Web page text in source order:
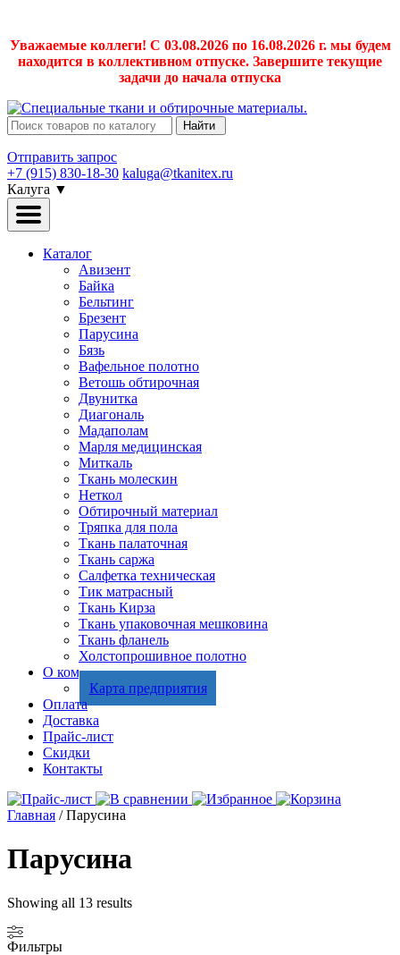
Уважаемые коллеги! С 03.08.2026 по 16.08.2026 г. мы будем
находится в коллективном отпуске. Завершите текущие
задачи до начала отпуска
Найти
Отправить запрос
+7 (915) 830-18-30 kaluga@tkanitex.ru
Калуга ▼
Каталог
Авизент
Байка
Бельтинг
Брезент
Парусина
Бязь
Вафельное полотно
Ветошь обтирочная
Двунитка
Диагональ
Мадаполам
Марля медицинская
Миткаль
Ткань молескин
Неткол
Обтирочный материал
Тряпка для пола
Ткань палаточная
Ткань саржа
Салфетка техническая
Тик матрасный
Ткань Кирза
Ткань упаковочная мешковина
Ткань фланель
Холстопрошивное полотно
О компании
Карта предприятия
Оплата
Доставка
Прайс-лист
Скидки
Контакты
Главная / Парусина
Парусина
Showing all 13 results
Фильтры